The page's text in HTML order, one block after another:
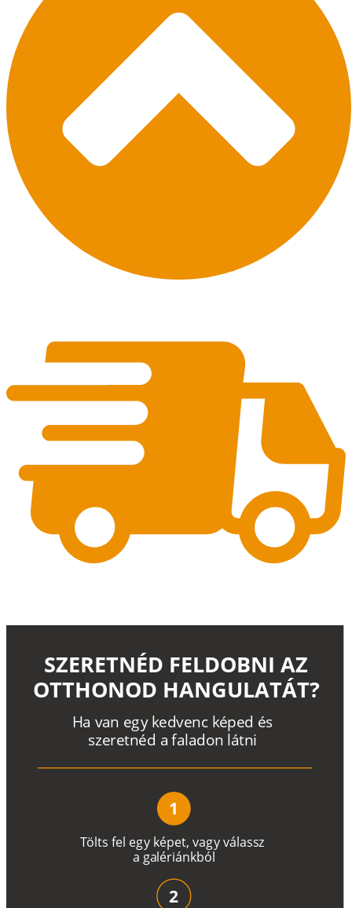
Tölts fel egy képet, vagyválassz
a galériánkból
Ha van egy kedvenc képed és
szeretnéd a faladon látni
SZERETNÉD FELDOBNI AZ
OTTHONOD HANGULATÁT?
1
2